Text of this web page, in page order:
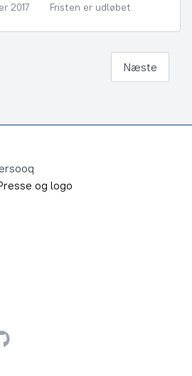
2017 Fristen er udløbet
Næste
og logo